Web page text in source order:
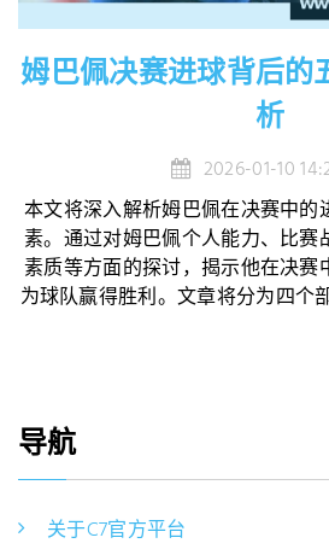
姆巴佩决赛进球背后的
析
2026-01-10
本文将深入解析姆巴佩在决赛中的
素。通过对姆巴佩个人能力、比
素质等方面的探讨，揭示他在决
为球队赢得胜利。文章将分为四个
导航
关于C7官方平台